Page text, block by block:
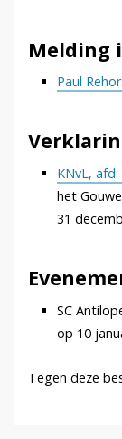
Melding
Paul
KNvL,
het
31
SC
op 10
Tegen deze